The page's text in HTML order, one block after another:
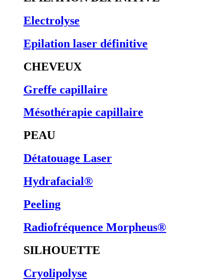
Electrolyse
Epilation laser définitive
CHEVEUX
Greffe capillaire
Mésothérapie capillaire
PEAU
Détatouage Laser
Hydrafacial®
Peeling
Radiofréquence Morpheus®
SILHOUETTE
Cryolipolyse